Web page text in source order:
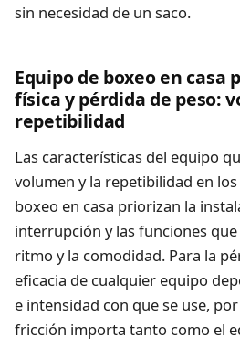
sin necesidad de un saco.
Equipo de boxeo en casa
física y pérdida de peso:
repetibilidad
Las características del equipo
volumen y la repetibilidad en
boxeo en casa priorizan la
interrupción y las funciones
ritmo y la comodidad. Para la
eficacia de cualquier equipo
e intensidad con que se use,
fricción importa tanto como el